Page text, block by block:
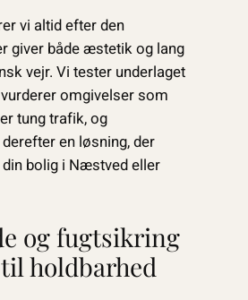
vi altid efter den
giver både æstetik og lang
vejr. Vi tester underlaget
omgivelser som
tung trafik, og
en løsning, der
bolig i Næstved eller
og fugtsikring
holdbarhed